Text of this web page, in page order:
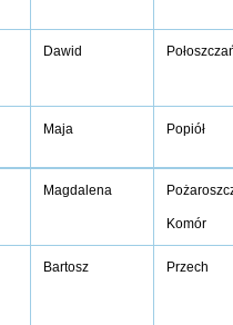
Dawid
Maja Popiół
Magdalena
Komór
Bartosz Przech